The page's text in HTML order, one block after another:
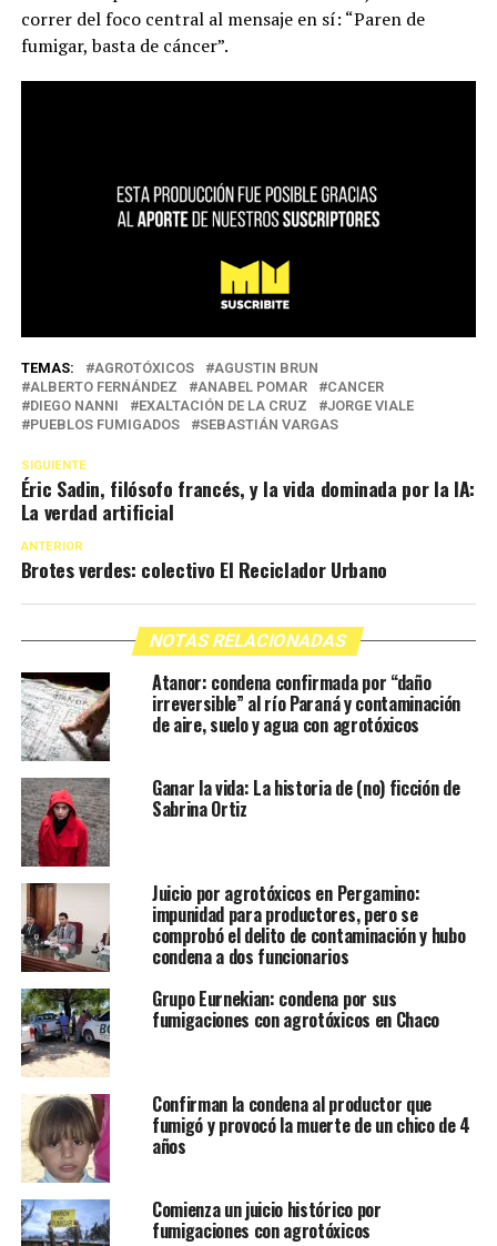
correr del foco central al mensaje en sí: “Paren de
fumigar, basta de cáncer”.
TEMAS: AGROTÓXICOS
AGUSTIN BRUN
ALBERTO FERNÁNDEZ
ANABEL POMAR
CANCER
DIEGO NANNI
EXALTACIÓN DE LA CRUZ
JORGE VIALE
PUEBLOS FUMIGADOS
SEBASTIÁN VARGAS
SIGUIENTE
Éric Sadin, filósofo francés, y la vida dominada por la IA:
La verdad artificial
ANTERIOR
Brotes verdes: colectivo El Reciclador Urbano
NOTAS RELACIONADAS
Atanor: condena confirmada por “daño
irreversible” al río Paraná y contaminación
de aire, suelo y agua con agrotóxicos
Ganar la vida: La historia de (no) ficción de
Sabrina Ortiz
Juicio por agrotóxicos en Pergamino:
impunidad para productores, pero se
comprobó el delito de contaminación y hubo
condena a dos funcionarios
Grupo Eurnekian: condena por sus
fumigaciones con agrotóxicos en Chaco
Confirman la condena al productor que
fumigó y provocó la muerte de un chico de 4
años
Comienza un juicio histórico por
fumigaciones con agrotóxicos